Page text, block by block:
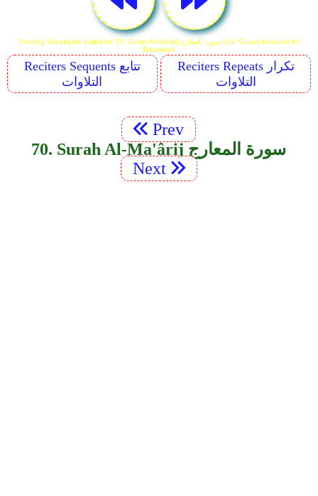
Reciting Murattalah Audio for 70. Surah Al-Ma'ârij سورة المعارج N.B *Surah Includes Al-
Basmalah
Reciters Sequents تتابع
التلاوات
Reciters Repeats تكرار
التلاوات
Prev
70. Surah Al-Ma'ârij سورة المعارج
Next